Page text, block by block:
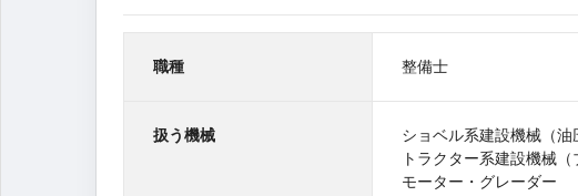
職種 整備士
扱う機械
ショベル系建設機械（油
トラクター系建設機械（
モーター・グレーダー